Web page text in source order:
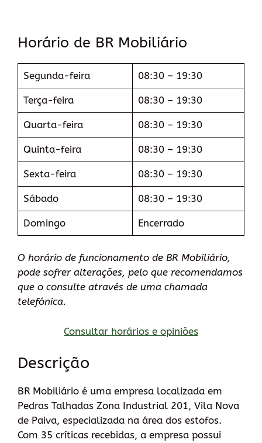
Horário de BR Mobiliário
Segunda-feira 08:30 – 19:30
Terça-feira 08:30 – 19:30
Quarta-feira 08:30 – 19:30
Quinta-feira 08:30 – 19:30
Sexta-feira 08:30 – 19:30
Sábado 08:30 – 19:30
Domingo Encerrado
O horário de funcionamento de BR Mobiliário,
pode sofrer alterações, pelo que recomendamos
que o consulte através de uma chamada
telefónica.
Consultar horários e opiniões
Descrição
BR Mobiliário é uma empresa localizada em
Pedras Talhadas Zona Industrial 201, Vila Nova
de Paiva, especializada na área dos estofos.
Com 35 críticas recebidas, a empresa possui